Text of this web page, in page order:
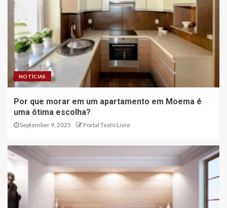
NOTÍCIAS
Por que morar em um apartamento em Moema é
uma ótima escolha?
September 9, 2025 Portal Texto Livre